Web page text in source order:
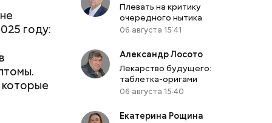
году:
Плевать на критику
очередного нытика
06 августа 15:41
Александр Лосото
Лекарство будущего:
таблетка-оригами
06 августа 15:40
Екатерина Рощина